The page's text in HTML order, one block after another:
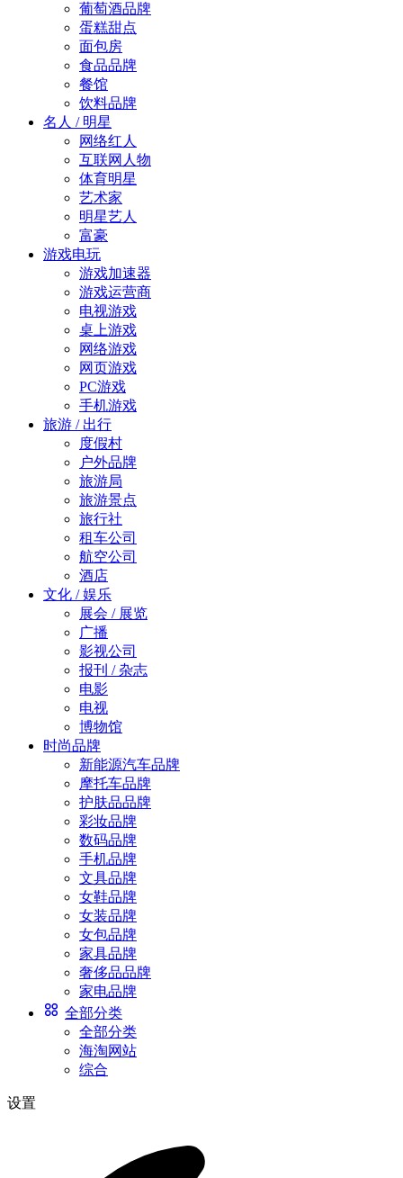
葡萄酒品牌
蛋糕甜点
面包房
食品品牌
餐馆
饮料品牌
名人 / 明星
网络红人
互联网人物
体育明星
艺术家
明星艺人
富豪
游戏电玩
游戏加速器
游戏运营商
电视游戏
桌上游戏
网络游戏
网页游戏
PC游戏
手机游戏
旅游 / 出行
度假村
户外品牌
旅游局
旅游景点
旅行社
租车公司
航空公司
酒店
文化 / 娱乐
展会 / 展览
广播
影视公司
报刊 / 杂志
电影
电视
博物馆
时尚品牌
新能源汽车品牌
摩托车品牌
护肤品品牌
彩妆品牌
数码品牌
手机品牌
文具品牌
女鞋品牌
女装品牌
女包品牌
家具品牌
奢侈品品牌
家电品牌
全部分类
全部分类
海淘网站
综合
设置